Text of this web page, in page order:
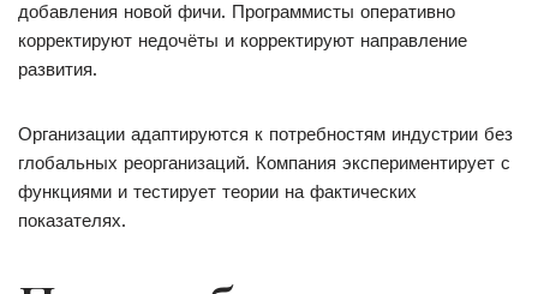
добавления новой фичи. Программисты оперативно
корректируют недочёты и корректируют направление
развития.
Организации адаптируются к потребностям индустрии без
глобальных реорганизаций. Компания экспериментирует с
функциями и тестирует теории на фактических
показателях.